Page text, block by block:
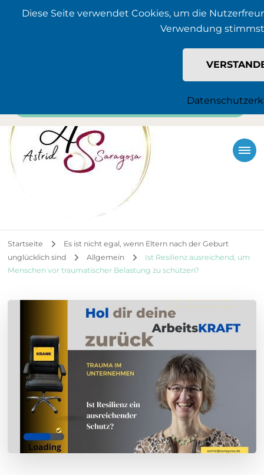
Jetzt in den Newsletter eintragen
+4915229510532 astrid@saragosa.de
Startseite
Es ist nicht egal, wenn Eltern nach der Geburt
unglücklich sind
Allgemein
Ist Resilienz ausreichend, um
Menschen vor traumatischer Belastung zu schützen?
Diese Seite verwendet Cookies, um die
Verwendung